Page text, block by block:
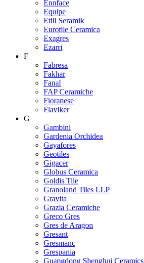
Ennface
Equipe
Etili Seramik
Eurotile Ceramica
Exagres
Ezarri
F
Fabresa
Fakhar
Fanal
FAP Ceramiche
Fioranese
Flaviker
G
Gambini
Gardenia Orchidea
Gayafores
Geotiles
Gigacer
Globus Ceramica
Goldis Tile
Granoland Tiles LLP
Gravita
Grazia Ceramiche
Greco Gres
Gres de Aragon
Gresant
Gresmanc
Grespania
Guangdong Shenghui Ceramics